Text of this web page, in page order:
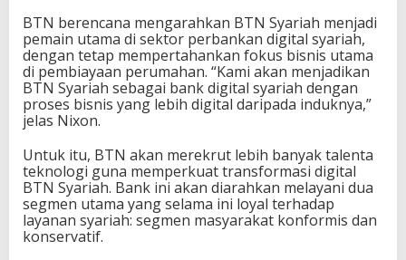
BTN berencana mengarahkan BTN Syariah menjadi
pemain utama di sektor perbankan digital syariah,
dengan tetap mempertahankan fokus bisnis utama
di pembiayaan perumahan. “Kami akan menjadikan
BTN Syariah sebagai bank digital syariah dengan
proses bisnis yang lebih digital daripada induknya,”
jelas Nixon.
Untuk itu, BTN akan merekrut lebih banyak talenta
teknologi guna memperkuat transformasi digital
BTN Syariah. Bank ini akan diarahkan melayani dua
segmen utama yang selama ini loyal terhadap
layanan syariah: segmen masyarakat konformis dan
konservatif.